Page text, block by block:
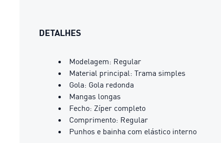
DETALHES
Modelagem: Regular
Material principal: Trama simples
Gola: Gola redonda
Mangas longas
Fecho: Zíper completo
Comprimento: Regular
Punhos e bainha com elástico interno